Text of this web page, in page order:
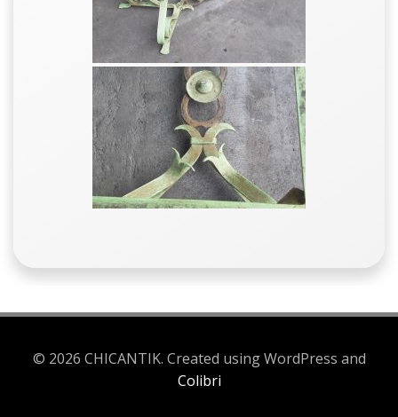
© 2026 CHICANTIK. Created using WordPress and
Colibri